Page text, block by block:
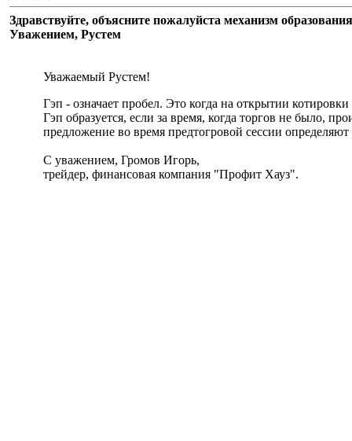
Здравствуйте, объясните пожалуйста механизм
Уважением, Рустем
Уважаемый Рустем!
Гэп - означает пробел. Это когда на открытии
Гэп образуется, если за время, когда торгов не было,
предложение во время предтогровой сессии определяют
С уважением, Громов Игорь,
трейдер, финансовая компания "Профит Хауз".